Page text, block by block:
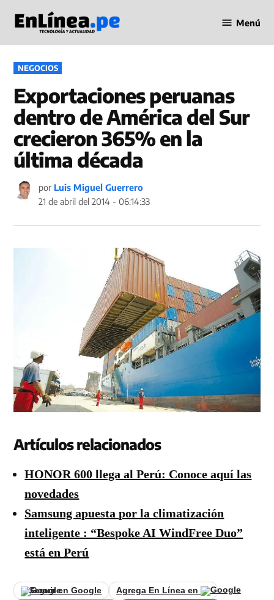
contenido
en Línea
Menú
PUBLICADO
EN
NEGOCIOS
Exportaciones peruanas
dentro de América del Sur
crecieron 365% en la
última década
por Luis Miguel Guerrero
21 de abril del 2014 - 06:14:33
Artículos relacionados
HONOR 600 llega al Perú: Conoce aquí las
novedades
Samsung apuesta por la climatización
inteligente : “Bespoke AI WindFree Duo”
está en Perú
Seguir en Google
Agrega En Línea en